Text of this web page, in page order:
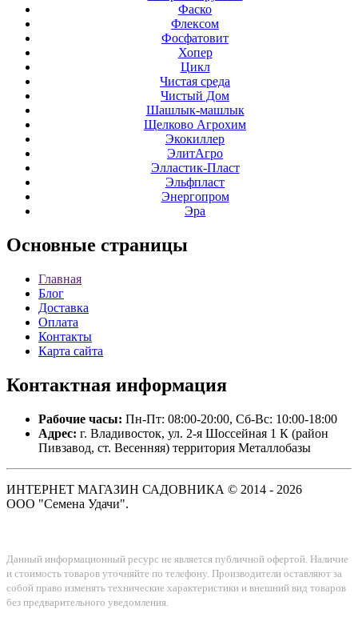
Фаско
Флексом
Фосфатовит
Хопер
Цикл
Чистая среда
Чистый Дом
Шашлык-машлык
Щелково Агрохим
Экокиллер
ЭлитАгро
Элластик-Пласт
Эльфпласт
Энергопром
Эра
Основные страницы
Главная
Блог
Доставка
Оплата
Контакты
Карта сайта
Контактная информация
Рабочие часы: Пн-Пт: 08:00-20:00, Сб-Вс: 10:00-18:00
Адрес: г. Владивосток, ул. 2-я Шоссейная 1 К (район
Пивзавод, ст. Весенняя) территория Металлобазы
ИНТЕРНЕТ МАГАЗИН САДОВНИКА © 2014 - 2026
ООО "Семена Удачи".
Данный информационный ресурс не является публичной офертой. Наличие
и стоимость товаров уточняйте по телефону. Производители оставляют за
собой право изменять технические характеристики и внешний вид товаров
без предварительного уведомления.